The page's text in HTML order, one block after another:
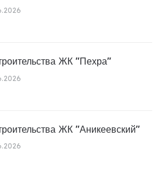
ЖК "Пехра"
ЖК "Аникеевский"